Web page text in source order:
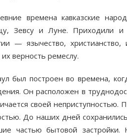
времена кавказские
Зевсу и Луне. Приходили и
— язычество, христианство,
верность ремеслу.
был построен во времена,
Он расположен в
своей
До наших дней
частью бытовой